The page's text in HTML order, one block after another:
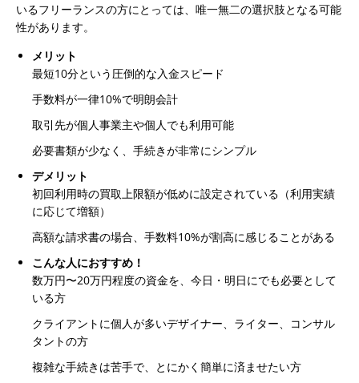
いるフリーランスの方にとっては、唯一無二の選択肢となる可能
性があります。
メリット
最短10分という圧倒的な入金スピード
手数料が一律10%で明朗会計
取引先が個人事業主や個人でも利用可能
必要書類が少なく、手続きが非常にシンプル
デメリット
初回利用時の買取上限額が低めに設定されている（利用実績
に応じて増額）
高額な請求書の場合、手数料10%が割高に感じることがある
こんな人におすすめ！
数万円〜20万円程度の資金を、今日・明日にでも必要として
いる方
クライアントに個人が多いデザイナー、ライター、コンサル
タントの方
複雑な手続きは苦手で、とにかく簡単に済ませたい方